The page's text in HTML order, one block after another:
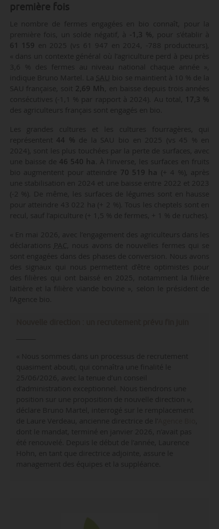
première fois
Le nombre de fermes engagées en bio connaît, pour la
première fois, un solde négatif, à -1,3 % , pour s’établir à
61 159 en 2025 (vs 61 947 en 2024, -788 producteurs),
« dans un contexte général où l’agriculture perd à peu près
3,6 % des fermes au niveau national chaque année »,
indique Bruno Martel. La SAU
bio se maintient à 10 % de la
SAU française, soit 2,69 Mh , en baisse depuis trois années
consécutives (-1,1 % par rapport à 2024). Au total,
17,3 %
des agriculteurs français sont engagés en bio.
Les grandes cultures et les cultures fourragères, qui
représentent 44 % de la SAU bio en 2025 (vs 45 % en
2024), sont les plus touchées par la perte de surfaces, avec
une baisse de 46 540 ha . À l’inverse, les surfaces en fruits
bio augmentent pour atteindre 70 519 ha (+ 4 %), après
une stabilisation en 2024 et une baisse entre 2022 et 2023
(-2 %). De même, les surfaces de légumes sont en hausse
pour atteindre 43 022 ha (+ 2 %). Tous les cheptels sont en
recul, sauf l’apiculture (+ 1,5 % de fermes, + 1 % de ruches).
« En mai 2026, avec l’engagement des agriculteurs dans les
déclarations
PAC
, nous avons de nouvelles fermes qui se
sont engagées dans des phases de conversion. Nous avons
des signaux qui nous permettent d’être optimistes pour
des filières qui ont baissé en 2025, notamment la filière
laitière et la filière viande bovine », selon le président de
l’Agence bio.